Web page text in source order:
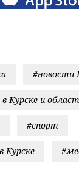
#новости
Курске и
#спорт
Курске